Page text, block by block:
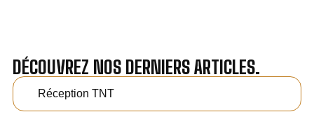
DÉCOUVREZ NOS DERNIERS ARTICLES.
Réception TNT